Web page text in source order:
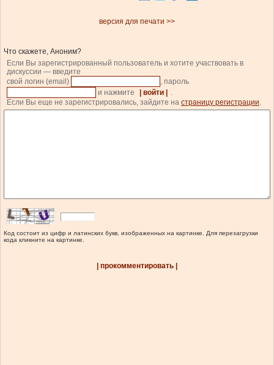
версия для печати >>
Что скажете, Аноним?
Если Вы зарегистрированный пользователь и хотите участвовать в
дискуссии — введите
свой логин (email)
, пароль
и нажмите
| войти |
.
Если Вы еще не зарегистрировались, зайдите на страницу регистрации.
Код состоит из цифр и латинских букв, изображенных на картинке. Для перезагрузки
кода кликните на картинке.
| прокомментировать |